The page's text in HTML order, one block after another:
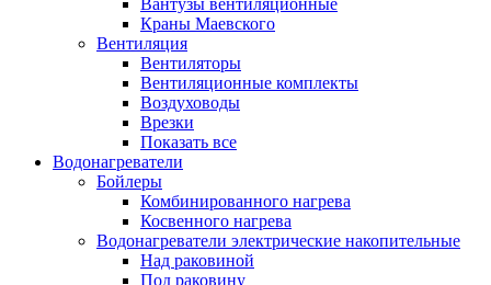
Вантузы вентиляционные
Краны Маевского
Вентиляция
Вентиляторы
Вентиляционные комплекты
Воздуховоды
Врезки
Показать все
Водонагреватели
Бойлеры
Комбинированного нагрева
Косвенного нагрева
Водонагреватели электрические накопительные
Над раковиной
Под раковину